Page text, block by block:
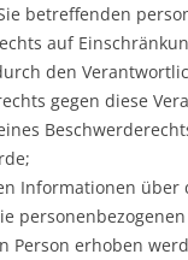
betreffenden
auf
den
gegen diese
Informationen über
Person erhoben